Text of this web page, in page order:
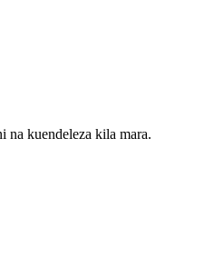
na kuendeleza kila mara.